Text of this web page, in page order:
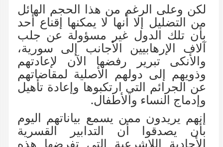
لكن وعلى الرغم من هذا الحجم الهائل
من التضليل إلا أنها لا يمكنها إقناع أحد
بأن تلك الدول غير مسؤولة عن جلب
آلاف الإرهابيين الأجانب إلى سورية،
والأنكى تبرير رفضها الآن لإعادتهم
وذويهم إلى دولهم الأصلية لمقاضاتهم
عن الجرائم التي ارتكبوها وإعادة تأهيل
وإدماج النساء والأطفال.
إنهم يريدون ممن يسمع بياناتهم اليوم
بأن يصدقوا أن التدابير القسرية
الأحادية اللاشرعية التي تفرضها هذه